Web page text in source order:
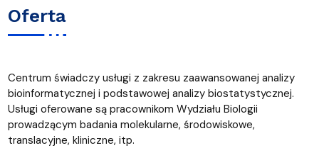
Oferta
Centrum świadczy usługi z zakresu zaawansowanej analizy
bioinformatycznej i podstawowej analizy biostatystycznej.
Usługi oferowane są pracownikom Wydziału Biologii
prowadzącym badania molekularne, środowiskowe,
translacyjne, kliniczne, itp.